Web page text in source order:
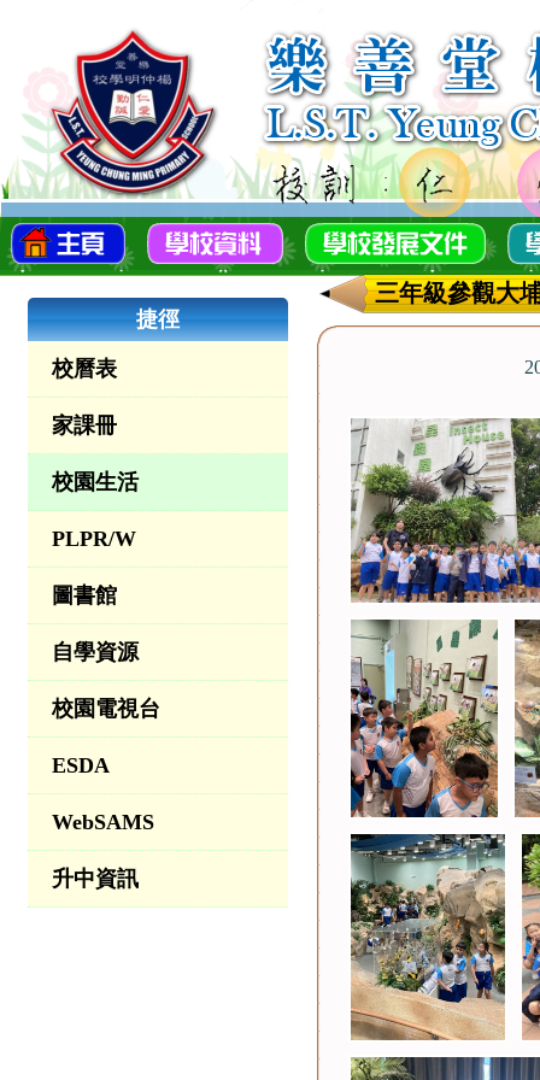
捷徑
校曆表
家課冊
校園生活
PLPR/W
圖書館
自學資源
校園電視台
ESDA
WebSAMS
升中資訊
三年級參觀大